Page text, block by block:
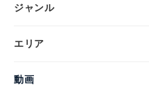
ジャンル
エリア
動画